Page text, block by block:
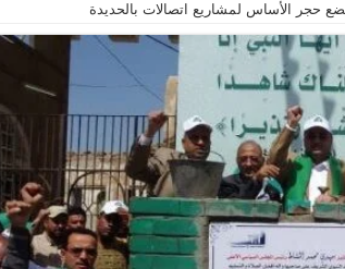
حجر الأساس لمشاريع اتصالات بالحديدة